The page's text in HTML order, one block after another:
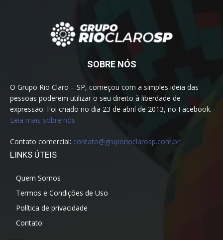
SOBRE NÓS
O Grupo Rio Claro – SP, começou com a simples ideia das
pessoas poderem utilizar o seu direito à liberdade de
expressão. Foi criado no dia 23 de abril de 2013, no Facebook.
Leia mais sobre nós
Contato comercial: contato@gruporioclarosp.com.br
LINKS ÚTEIS
Quem Somos
Termos e Condições de Uso
Política de privacidade
Contato